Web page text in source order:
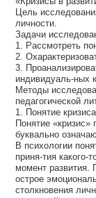
Цель
личности.
Задачи
1. Рассмотреть
2.
3.
индивидуаль-ных
Методы
педагогической
1. Понятие
Понятие «кризис»
буквально
В психологии
приня-тия
момент развития.
острое
столкновения